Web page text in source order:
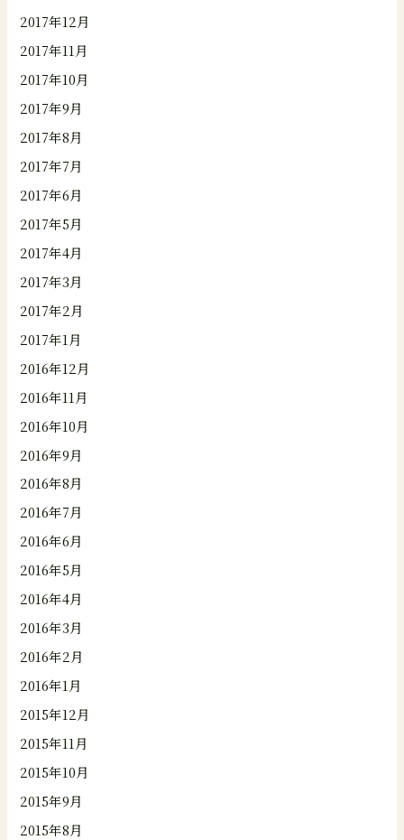
2017年12月
2017年11月
2017年10月
2017年9月
2017年8月
2017年7月
2017年6月
2017年5月
2017年4月
2017年3月
2017年2月
2017年1月
2016年12月
2016年11月
2016年10月
2016年9月
2016年8月
2016年7月
2016年6月
2016年5月
2016年4月
2016年3月
2016年2月
2016年1月
2015年12月
2015年11月
2015年10月
2015年9月
2015年8月